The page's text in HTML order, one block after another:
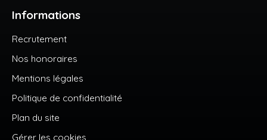
Informations
Recrutement
Nos honoraires
Mentions légales
Politique de confidentialité
Plan du site
Gérer les cookies